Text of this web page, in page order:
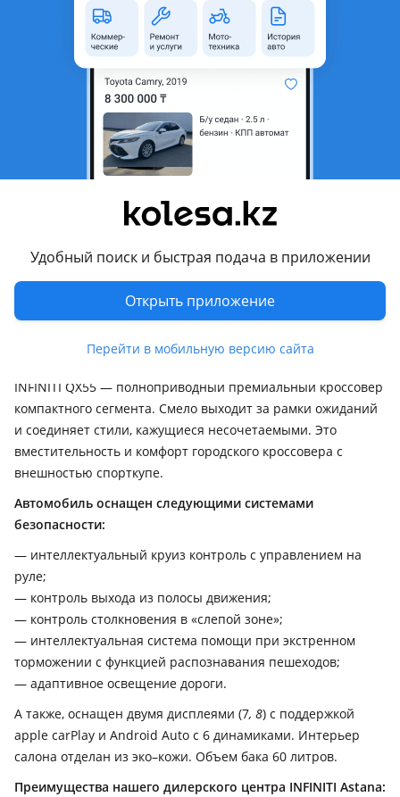
Удобный поиск и быстрая подача в приложении
Открыть приложение
Перейти в мобильную версию сайта
2021 - н.в. 1 поколение
Объем двигателя, л
Коробка передач
Вариатор
Руль
синий
Комментарий продавца
INFINITI Astana — Официальный Дилерский Центр INFINITI
Предоставляет Вашему вниманию:
INFINITI QX55 — полноприводный премиальный кроссовер
компактного сегмента. Cмело выходит за рамки ожиданий
и соединяет стили, кажущиеся неcочетаемыми. Это
вместительность и комфорт городского кроссовера с
внешностью спорткупе.
Автомобиль оснащен следующими системами
безопасности:
— интеллектуальный круиз контроль с управлением на
руле;
— контроль выхода из полосы движения;
— контроль столкновения в «слепой зоне»;
— интеллектуальная система помощи при экстренном
торможении с функцией распознавания пешеходов;
— адаптивное освещение дороги.
А также, оснащен двумя дисплеями (7, 8) с поддержкой
apple carPlay и Android Auto с 6 динамиками. Интерьер
салона отделан из эко–кожи. Объем бака 60 литров.
Преимущества нашего дилерского центра INFINITI Astana: